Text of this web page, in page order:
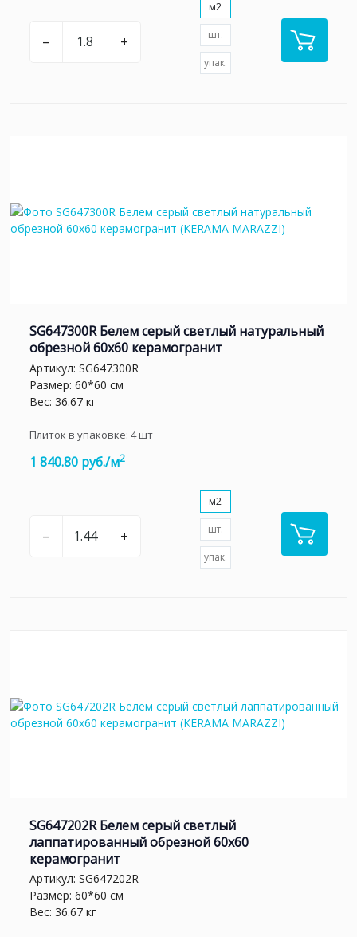
– +
м2
шт.
упак.
SG647300R Белем серый светлый натуральный
обрезной 60х60 керамогранит
Артикул: SG647300R
Размер: 60*60 см
Вес: 36.67 кг
Плиток в упаковке: 4шт
1 840.80 руб./м2
– +
м2
шт.
упак.
SG647202R Белем серый светлый
лаппатированный обрезной 60х60
керамогранит
Артикул: SG647202R
Размер: 60*60 см
Вес: 36.67 кг